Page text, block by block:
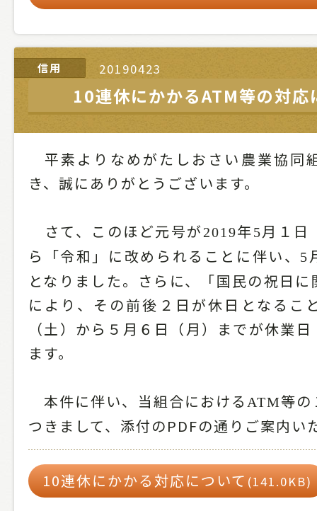
20190423
信用
10連休にかかるATM等の対応
平素よりなめがたしおさい農業協同
き、誠にありがとうございます。
さて、このほど元号が 2019年5月１日
ら「令和」に改められることに伴い、
5
となりました。さらに、「国民の祝日
により、その前後２日が休日となるこ
（土）から５月６日（月）までが休業
ます。
本件に伴い、当組合におけるATM等の
つきまして、添付のPDFの通りご案内い
10連休にかかる対応について(141.0KB)